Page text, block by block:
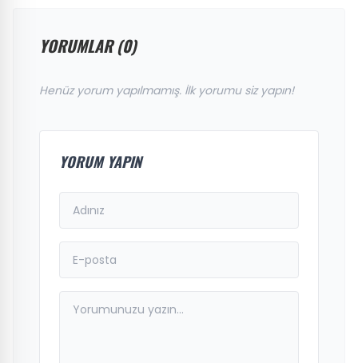
YORUMLAR (0)
Henüz yorum yapılmamış. İlk yorumu siz yapın!
YORUM YAPIN